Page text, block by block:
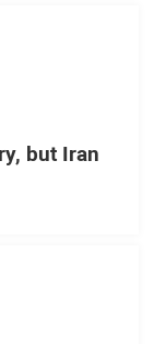
but Iran